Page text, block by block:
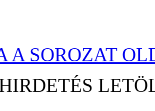
A SOROZAT